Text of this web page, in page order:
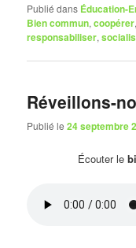
Publié dans Éducation-
Bien commun,coopérer
responsabiliser,
Réveillons-
Publié le24 septembre
Écouter le